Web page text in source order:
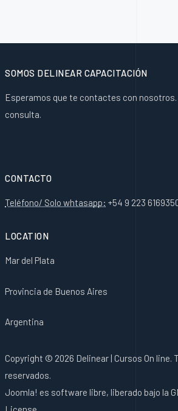
SOMOS DELINEAR CAPACITACIÓN
Esperamos que te contactes con
consulta.
CONTACTO
Teléfono/ Solo whtasapp: +54 9 223
LOCATION
Mar del Plata
Provincia de Buenos Aires
Argentina
Copyright © 2026 Delinear | Cursos On line.
reservados.
Joomla! es software libre, liberado bajo la